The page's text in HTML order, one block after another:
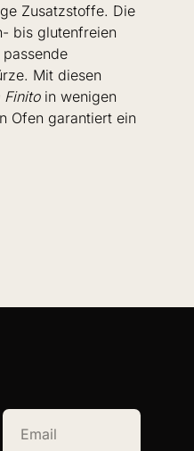
Zusatzstoffe. Die
bis glutenfreien
Mit diesen
Finito in wenigen
Ofen garantiert ein